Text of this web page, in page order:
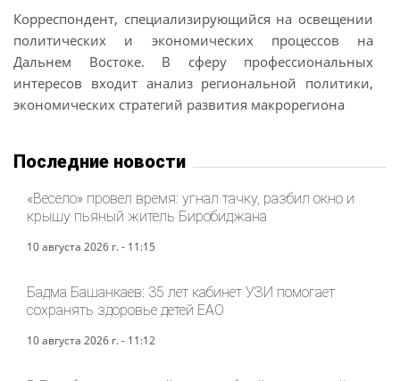
Корреспондент, специализирующийся на освещении
политических и экономических процессов на
Дальнем Востоке. В сферу профессиональных
интересов входит анализ региональной политики,
экономических стратегий развития макрорегиона
Последние новости
«Весело» провел время: угнал тачку, разбил окно и
крышу пьяный житель Биробиджана
10 августа 2026 г. - 11:15
Бадма Башанкаев: 35 лет кабинет УЗИ помогает
сохранять здоровье детей ЕАО
10 августа 2026 г. - 11:12